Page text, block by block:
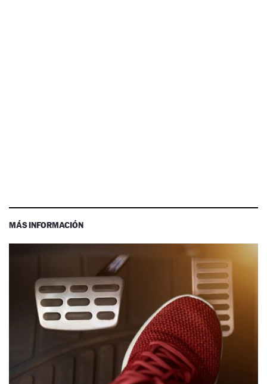
MÁS INFORMACIÓN